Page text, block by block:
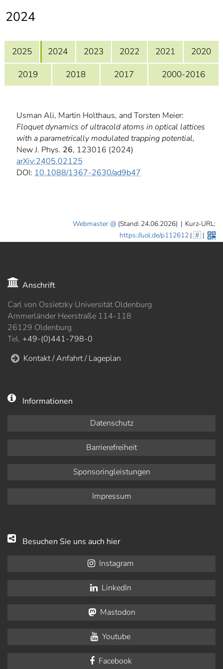
2024
2025 2024 2023 2022 2021
2020
2019
2018 2017 2000-2016
Usman Ali, Martin Holthaus, and Torsten Meier:
Floquet dynamics of ultracold atoms in optical lattices
with a parametrically modulated trapping potential,
New J. Phys. 26, 123016 (2024)
arXiv:2405.02125
DOI: 10.1088/1367-2630/ad9b47
Webmaster (Stand: 24.06.2026) | Kurz-URL:
https://uol.de/p112612| # |
Anschrift
Carl von Ossietzky Universität Oldenburg
Ammerländer Heerstraße 114-118
26129 Oldenburg
Tel. +49-(0)441-798-0
Kontakt / Anfahrt / Lageplan
Informationen
Datenschutz
Barrierefreiheit
Sponsoringleistungen
Impressum
Besuchen Sie uns auch hier
Instagram
LinkedIn
Mastodon
Youtube
Facebook